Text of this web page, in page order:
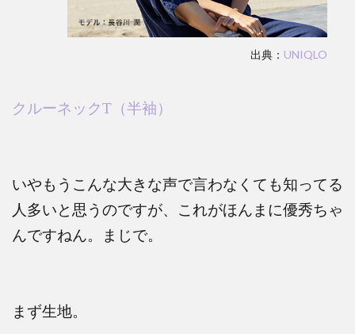
出典： UNIQLO
クルーネックT （半袖）
いやもうこんな大きな声で言わなくても知ってる
人多いと思うのですが、これがほんまに優秀ちゃ
んですねん。まじで。
まず生地。